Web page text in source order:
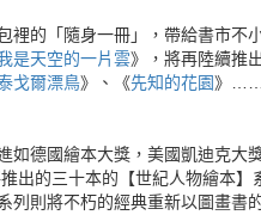
裡的「隨身一冊」，帶給書市不
是天空的一片雲》，將再陸續推
戈爾漂鳥》、《先知的花園》……
如德國繪本大獎，美國凱迪克大
出的三十本的【世紀人物繪本
列則將不朽的經典重新以圖畫書